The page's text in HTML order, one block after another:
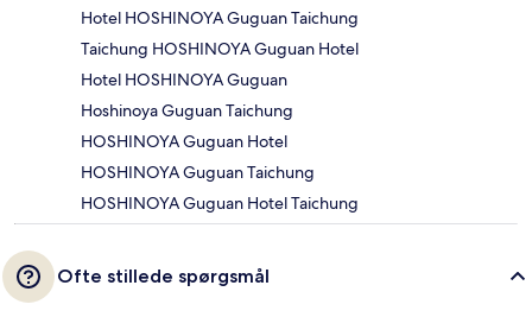
Hotel HOSHINOYA Guguan Taichung
Taichung HOSHINOYA Guguan Hotel
Hotel HOSHINOYA Guguan
Hoshinoya Guguan Taichung
HOSHINOYA Guguan Hotel
HOSHINOYA Guguan Taichung
HOSHINOYA Guguan Hotel Taichung
Ofte stillede spørgsmål